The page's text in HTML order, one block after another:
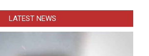
LATEST NEWS